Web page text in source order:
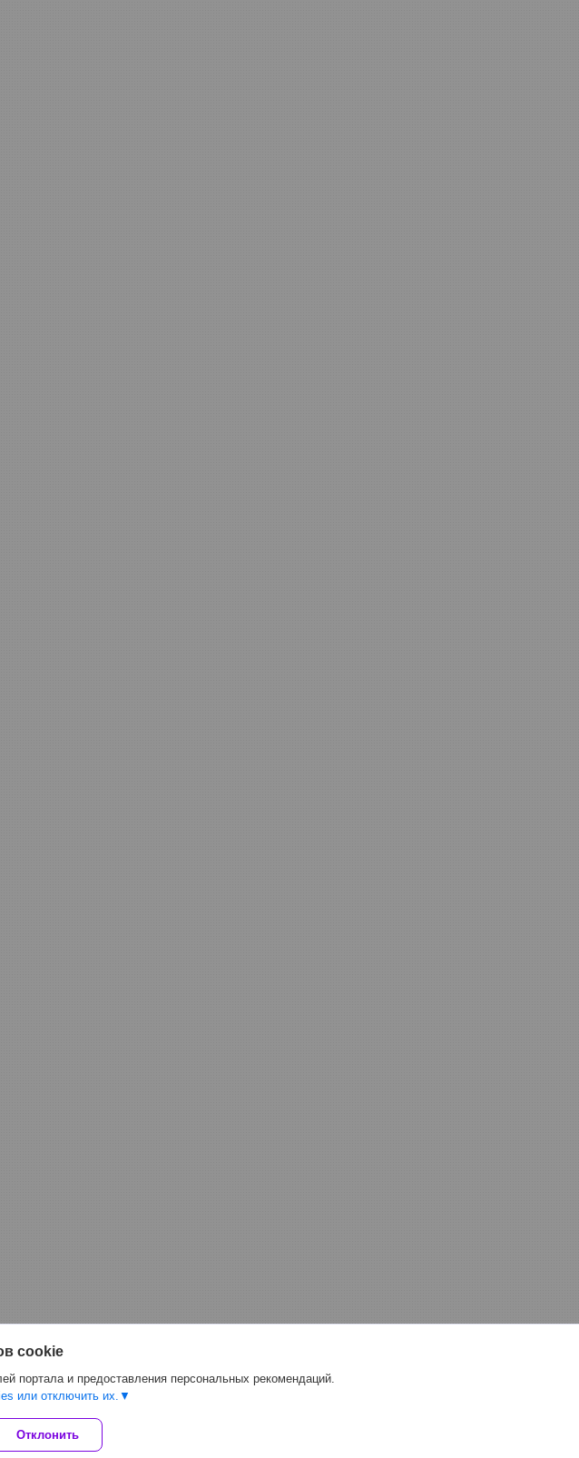
Deal.by
cookies
cookie
портала и предоставления персональных рекомендаций.
или отключить их.
Отклонить